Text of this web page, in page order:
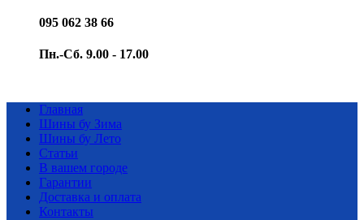
095 062 38 66
Пн.-Сб. 9.00 - 17.00
Главная
Шины бу Зима
Шины бу Лето
Статьи
В вашем городе
Гарантии
Доставка и оплата
Контакты